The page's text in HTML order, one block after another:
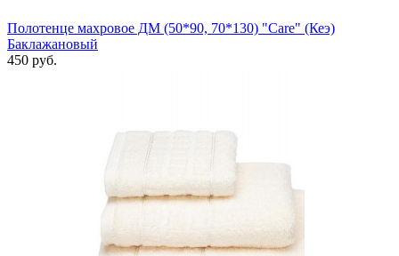
Полотенце махровое ДМ (50*90, 70*130) "Care" (Кеэ)
Баклажановый
450 руб.